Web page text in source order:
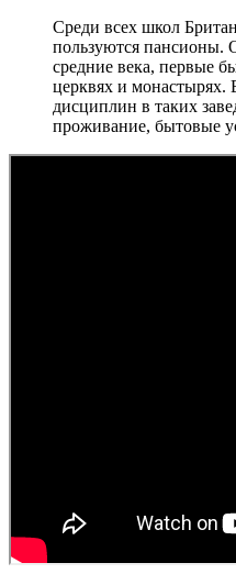
Среди всех школ
пользуются пансионы.
средние века, первые
церквях и монастырях.
дисциплин в таких
проживание, бытовые